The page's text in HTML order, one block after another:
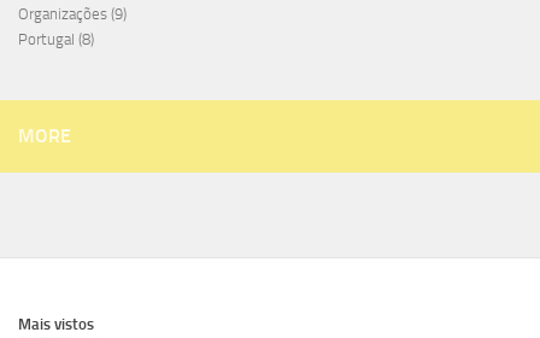
Organizações (9)
Portugal (8)
MORE
Mais vistos